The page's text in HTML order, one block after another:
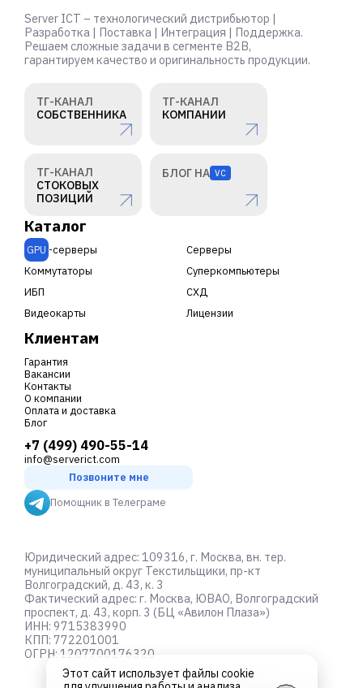
Этот сайт использует файлы cookie
Server ICT – технологический дистрибьютор |
Разработка | Поставка | Интеграция | Поддержка.
Решаем сложные задачи в сегменте B2B,
гарантируем качество и оригинальность продукции.
ТГ-КАНАЛ
СОБСТВЕННИКА
ТГ-КАНАЛ
КОМПАНИИ
ТГ-КАНАЛ
СТОКОВЫХ
ПОЗИЦИЙ
БЛОГ НА VC
Каталог
GPU -серверы
Серверы
Коммутаторы
Суперкомпьютеры
ИБП
СХД
Видеокарты
Лицензии
Клиентам
Гарантия
Вакансии
Контакты
О компании
Оплата и доставка
Блог
+7 (499) 490-55-14
info@serverict.com
Позвоните мне
Помощник в Телеграме
Юридический адрес: 109316, г. Москва, вн. тер.
муниципальный округ Текстильщики, пр-кт
Волгоградский, д. 43, к. 3
Фактический адрес: г. Москва, ЮВАО, Волгоградский
проспект, д. 43, корп. 3 (БЦ «Авилон Плаза»)
ИНН: 9715383990
КПП: 772201001
ОГРН: 1207700176320